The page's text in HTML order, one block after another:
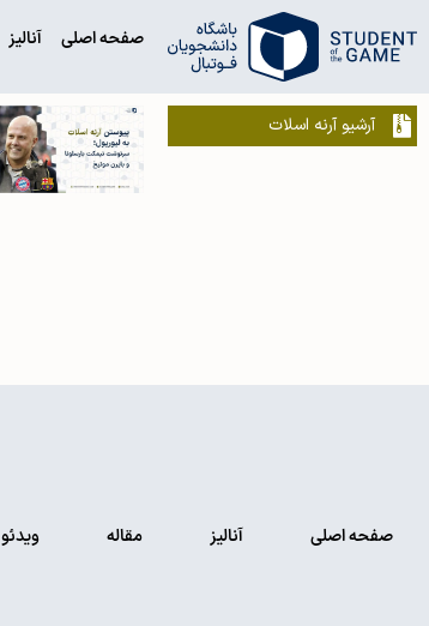
صفحه اصلی آنالیز
آرشیو آرنه اسلات
صفحه اصلی آنالیز مقاله ویدئو